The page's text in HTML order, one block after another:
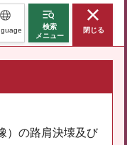
検索
メニュー
閉じる
）の路肩決壊及び